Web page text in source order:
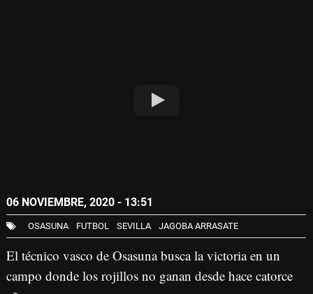
06 NOVIEMBRE, 2020 - 13:51
OSASUNA FUTBOL SEVILLA JAGOBA ARRASATE
El técnico vasco de Osasuna busca la victoria en un
campo donde los rojillos no ganan desde hace catorce